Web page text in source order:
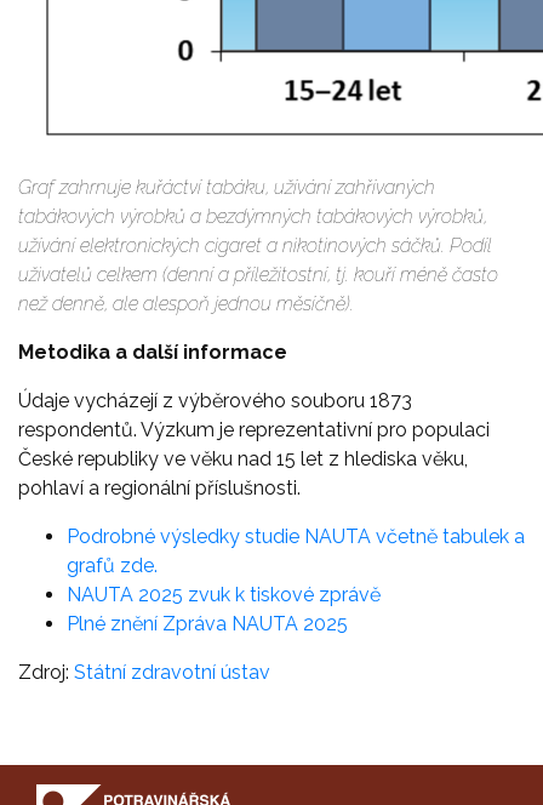
Graf zahrnuje kuřáctví tabáku, užívání zahřívaných
tabákových výrobků a bezdýmných tabákových výrobků,
užívání elektronických cigaret a nikotinových sáčků. Podíl
uživatelů celkem (denní a příležitostní, tj. kouří méně často
než denně, ale alespoň jednou měsíčně).
Metodika a další informace
Údaje vycházejí z výběrového souboru 1873
respondentů. Výzkum je reprezentativní pro populaci
České republiky ve věku nad 15 let z hlediska věku,
pohlaví a regionální příslušnosti.
Podrobné výsledky studie NAUTA včetně tabulek a
grafů zde.
NAUTA 2025 zvuk k tiskové zprávě
Plné znění Zpráva NAUTA 2025
Zdroj: Státní zdravotní ústav